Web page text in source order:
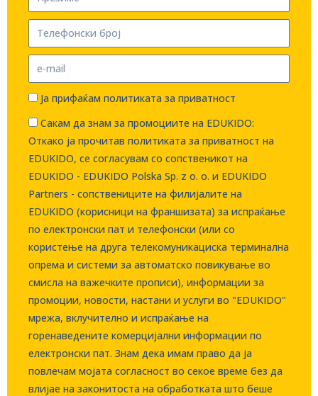
Ја прифаќам политиката за приватност
Сакам да знам за промоциите на EDUKIDO:
Откако ја прочитав политиката за приватност на
EDUKIDO, се согласувам со сопственикот на
EDUKIDO - EDUKIDO Polska Sp. z o. о. и EDUKIDO
Partners - сопствениците на филијалите на
EDUKIDO (корисници на франшизата) за испраќање
по електронски пат и телефонски (или со
користење на друга телекомуникациска терминална
опрема и системи за автоматско повикување во
смисла на важечките прописи), информации за
промоции, новости, настани и услуги во "EDUKIDO"
мрежа, вклучително и испраќање на
горенаведените комерцијални информации по
електронски пат. Знам дека имам право да ја
повлечам мојата согласност во секое време без да
влијае на законитоста на обработката што беше